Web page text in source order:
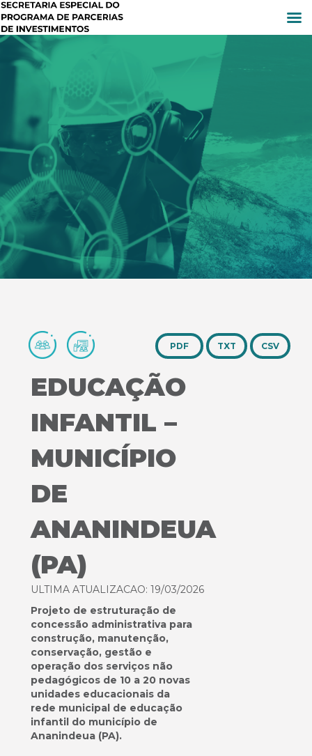
TXT CSV
EDUCAÇÃO
INFANTIL –
MUNICÍPIO
DE
ANANINDEUA
(PA)
ULTIMA ATUALIZACAO: 19/03/2026
Projeto de estruturação de
concessão administrativa para
construção, manutenção,
conservação, gestão e
operação dos serviços não
pedagógicos de 10 a 20 novas
unidades educacionais da
rede municipal de educação
infantil do município de
Ananindeua (PA).